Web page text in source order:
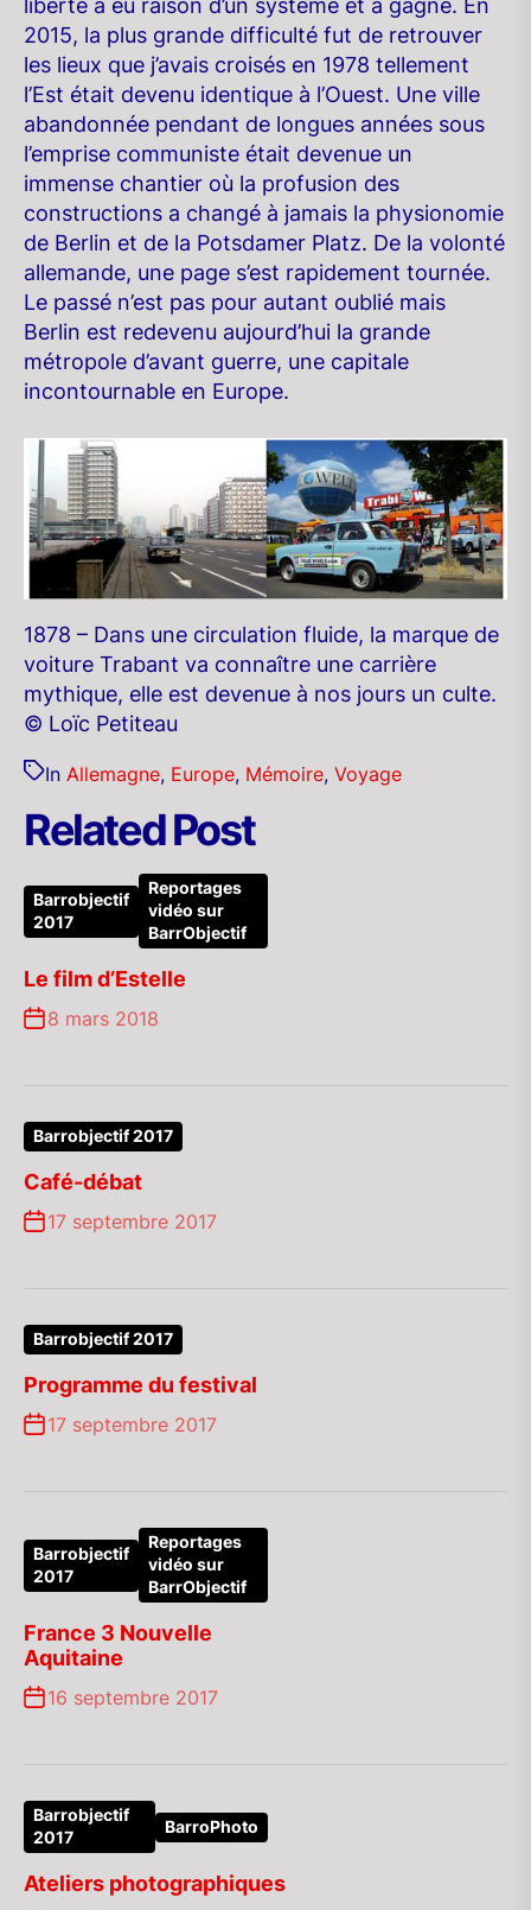
liberté a eu raison d’un système et a gagné. En
2015, la plus grande difficulté fut de retrouver
les lieux que j’avais croisés en 1978 tellement
l’Est était devenu identique à l’Ouest. Une ville
abandonnée pendant de longues années sous
l’emprise communiste était devenue un
immense chantier où la profusion des
constructions a changé à jamais la physionomie
de Berlin et de la Potsdamer Platz. De la volonté
allemande, une page s’est rapidement tournée.
Le passé n’est pas pour autant oublié mais
Berlin est redevenu aujourd’hui la grande
métropole d’avant guerre, une capitale
incontournable en Europe.
1878 – Dans une circulation fluide, la marque de
voiture Trabant va connaître une carrière
mythique, elle est devenue à nos jours un culte.
© Loïc Petiteau
In Allemagne, Europe, Mémoire, Voyage
Related Post
Barrobjectif
2017
Reportages
vidéo sur
BarrObjectif
Le film d’Estelle
8 mars 2018
Barrobjectif 2017
Café-débat
17 septembre 2017
Barrobjectif 2017
Programme du festival
17 septembre 2017
Barrobjectif
2017
Reportages
vidéo sur
BarrObjectif
France 3 Nouvelle
Aquitaine
16 septembre 2017
Barrobjectif
2017
BarroPhoto
Ateliers photographiques